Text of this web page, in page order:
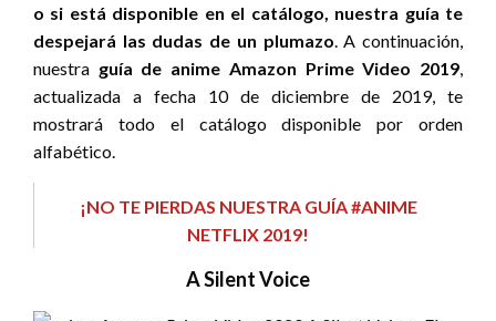
o si está disponible en el catálogo, nuestra guía te
despejará las dudas de un plumazo. A continuación,
nuestra guía de anime Amazon Prime Video 2019,
actualizada a fecha 10 de diciembre de 2019, te
mostrará todo el catálogo disponible por orden
alfabético.
¡NO TE PIERDAS NUESTRA GUÍA #ANIME
NETFLIX 2019!
A Silent Voice